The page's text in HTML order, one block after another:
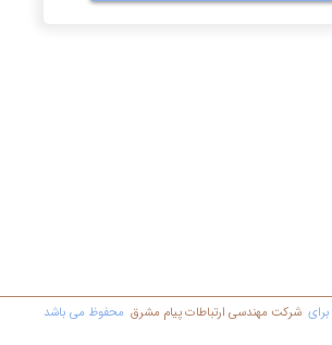
شرکت مهندسي ارتباطات پیام مشرق محفوظ مي باشد